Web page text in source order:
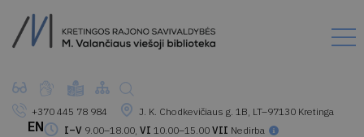
+370 445 78 984
J. K. Chodkevičiaus g. 1B, LT–97130 Kretinga
I–V 9.00–18.00, VI 10.00–15.00 VII Nedirba
EN